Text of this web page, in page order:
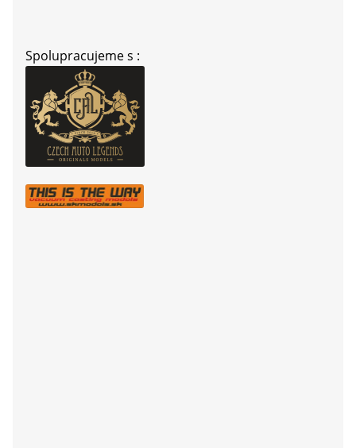
Spolupracujeme s :